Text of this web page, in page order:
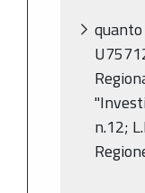
n.12;